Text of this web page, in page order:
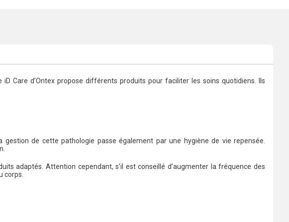
Care d’Ontex propose différents produits pour faciliter les soins quotidiens. Ils
de cette pathologie passe également par une hygiène de vie repensée.
adaptés. Attention cependant, s’il est conseillé d’augmenter la fréquence des
corps.